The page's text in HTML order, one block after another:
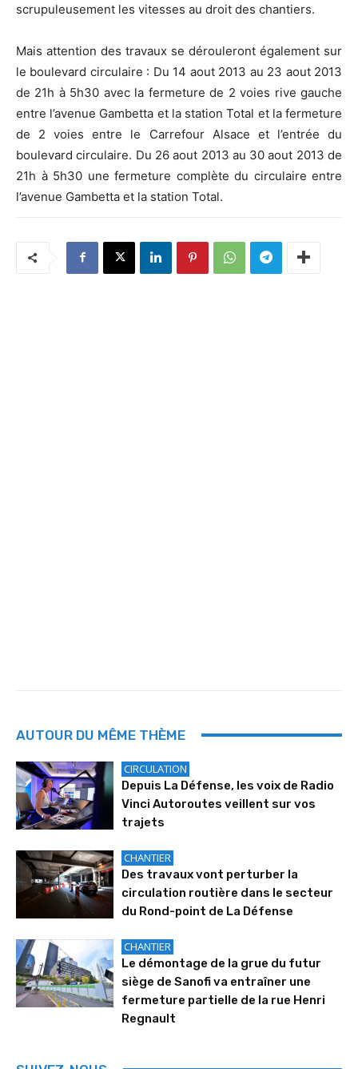
scrupuleusement les vitesses au droit des chantiers.
Mais attention des travaux se dérouleront également sur
le boulevard circulaire : Du 14 aout 2013 au 23 aout 2013
de 21h à 5h30 avec la fermeture de 2 voies rive gauche
entre l’avenue Gambetta et la station Total et la fermeture
de 2 voies entre le Carrefour Alsace et l’entrée du
boulevard circulaire. Du 26 aout 2013 au 30 aout 2013 de
21h à 5h30 une fermeture complète du circulaire entre
l’avenue Gambetta et la station Total.
AUTOUR DU MÊME THÈME
CIRCULATION
Depuis La Défense, les voix de Radio
Vinci Autoroutes veillent sur vos
trajets
CHANTIER
Des travaux vont perturber la
circulation routière dans le secteur
du Rond-point de La Défense
CHANTIER
Le démontage de la grue du futur
siège de Sanofi va entraîner une
fermeture partielle de la rue Henri
Regnault